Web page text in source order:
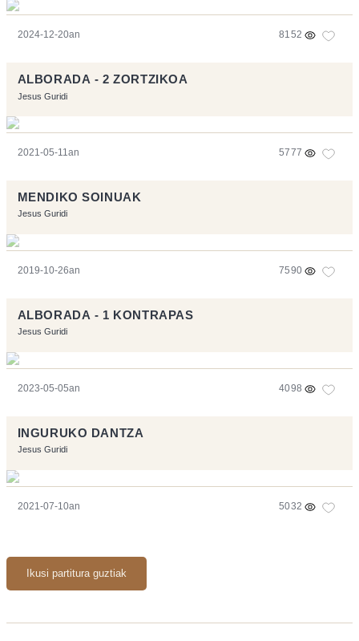
2024-12-20an 8152
ALBORADA - 2 ZORTZIKOA
Jesus Guridi
2021-05-11an 5777
MENDIKO SOINUAK
Jesus Guridi
2019-10-26an 7590
ALBORADA - 1 KONTRAPAS
Jesus Guridi
2023-05-05an 4098
INGURUKO DANTZA
Jesus Guridi
2021-07-10an 5032
Ikusi partitura guztiak